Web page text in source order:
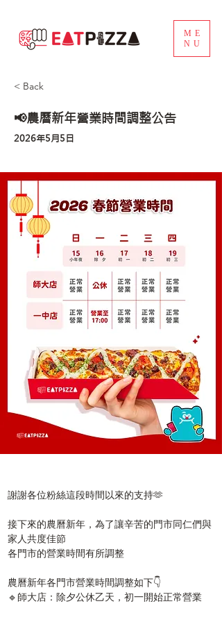
ME
NU
< Back
📢農曆新年營業時間調整公告
2026年5月5日
謝謝各位粉絲這段時間以來的支持🫶
接下來的農曆新年，為了讓辛苦的門市同仁們與
家人共度佳節
各門市的營業時間有所調整
農曆新年各門市營業時間調整如下👇
🔹師大店：除夕公休乙天，初一開始正常營業